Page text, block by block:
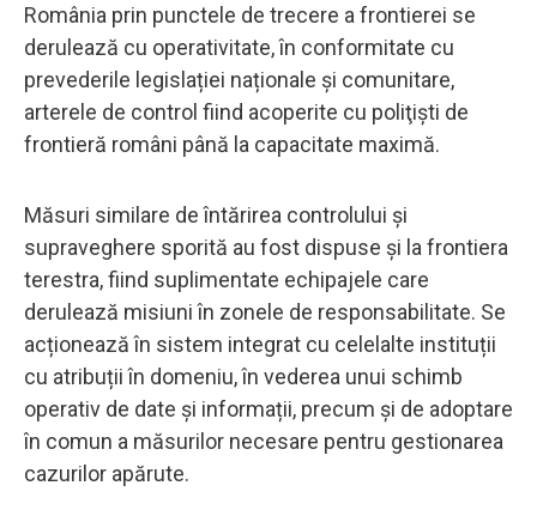
România prin punctele de trecere a frontierei se
derulează cu operativitate, în conformitate cu
prevederile legislației naționale și comunitare,
arterele de control fiind acoperite cu poliţişti de
frontieră români până la capacitate maximă.
Măsuri similare de întărirea controlului și
supraveghere sporită au fost dispuse şi la frontiera
terestra, fiind suplimentate echipajele care
derulează misiuni în zonele de responsabilitate. Se
acționează în sistem integrat cu celelalte instituții
cu atribuții în domeniu, în vederea unui schimb
operativ de date și informații, precum și de adoptare
în comun a măsurilor necesare pentru gestionarea
cazurilor apărute.